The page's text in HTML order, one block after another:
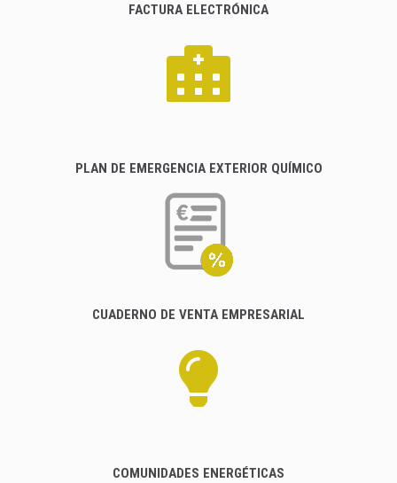
FACTURA ELECTRÓNICA
PLAN DE EMERGENCIA EXTERIOR QUÍMICO
CUADERNO DE VENTA EMPRESARIAL
COMUNIDADES ENERGÉTICAS